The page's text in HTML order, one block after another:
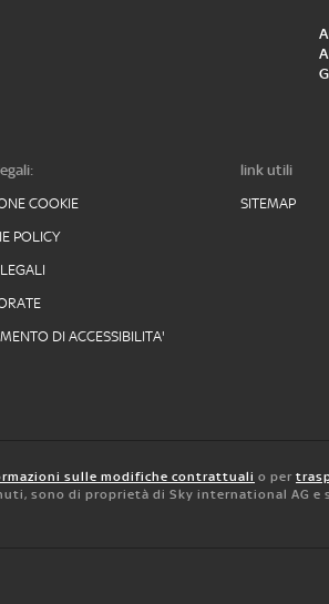
COOKIE
POLICY
DI ACCESSIBILITA'
link utili
SITEMAP
sulle modifiche contrattuali o per
sono di proprietà di Sky international AG e